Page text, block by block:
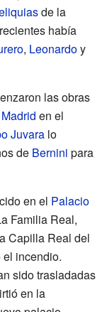
de la
había
, Leonardoy
las obras
en el
Juvara lo
de Bernini para
en el Palacio
Familia Real,
Capilla Real del
incendio.
sido trasladadas
en la